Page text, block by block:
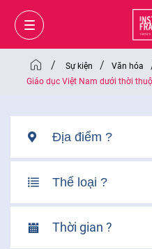
/ Sự kiện / Văn hóa
Giáo dục Việt Nam dưới thời
Thời gian ?